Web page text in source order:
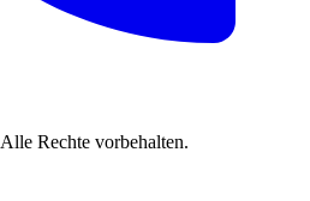
Alle Rechte vorbehalten.